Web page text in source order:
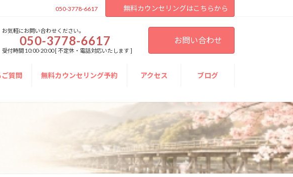
050-3778-6617 無料カウンセリングはこちらから
お気軽にお問い合わせください。
050-3778-6617
受付時間 10:00-20:00 [ 不定休・電話対応いたします ]
お問い合わせ
質問 無料カウンセリング予約 アクセス ブログ